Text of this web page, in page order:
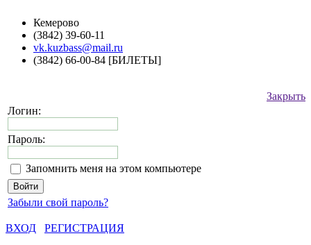
Кемерово
(3842) 39-60-11
vk.kuzbass@mail.ru
(3842) 66-00-84 [БИЛЕТЫ]
Закрыть
Логин:
Пароль:
Запомнить меня на этом компьютере
Забыли свой пароль?
ВХОД
РЕГИСТРАЦИЯ